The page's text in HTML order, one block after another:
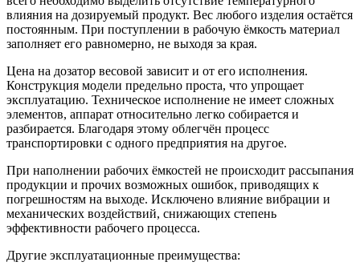
влияния на дозируемый продукт. Вес любого изделия остаётся
постоянным. При поступлении в рабочую ёмкость материал
заполняет его равномерно, не выходя за края.
Цена на дозатор весовой зависит и от его исполнения.
Конструкция модели предельно проста, что упрощает
эксплуатацию. Техническое исполнение не имеет сложных
элементов, аппарат относительно легко собирается и
разбирается. Благодаря этому облегчён процесс
транспортировки с одного предприятия на другое.
При наполнении рабочих ёмкостей не происходит рассыпания
продукции и прочих возможных ошибок, приводящих к
погрешностям на выходе. Исключено влияние вибрации и
механических воздействий, снижающих степень
эффективности рабочего процесса.
Другие эксплуатационные преимущества: